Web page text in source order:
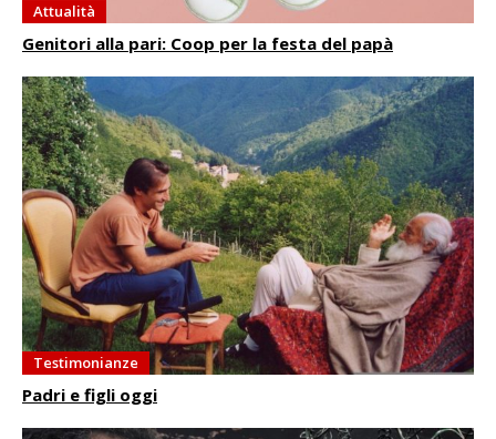
Attualità
Genitori alla pari: Coop per la festa del papà
Testimonianze
Padri e figli oggi